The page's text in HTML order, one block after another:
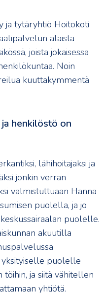
ja tytäryhtiö Hoitokoti
alaista
joista jokaisessa
Noin
kuuttakymmentä
henkilöstö on
lähihoitajaksi ja
jonkin verran
valmistuttuaan Hanna
puolella, ja jo
puolelle.
akuutilla
yksityiselle puolelle
ja siitä vähitellen
yhtiötä.